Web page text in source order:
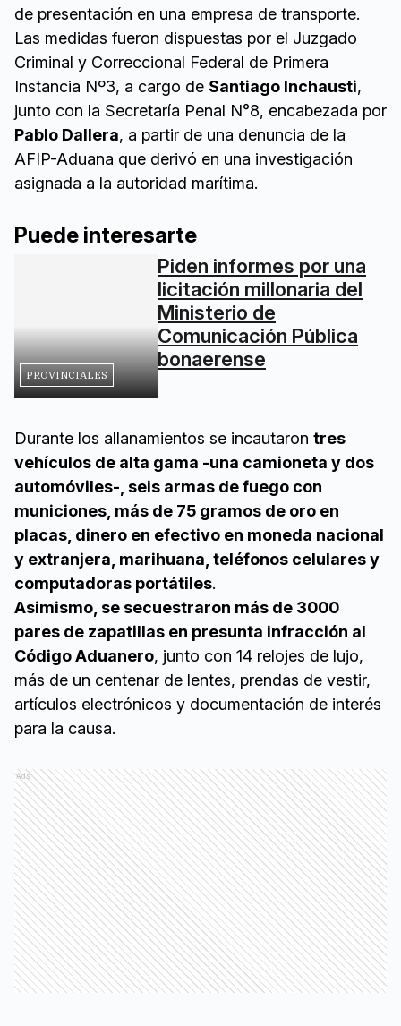
de presentación en una empresa de transporte.
Las medidas fueron dispuestas por el Juzgado
Criminal y Correccional Federal de Primera
Instancia Nº3, a cargo de Santiago Inchausti,
junto con la Secretaría Penal N°8, encabezada por
Pablo Dallera, a partir de una denuncia de la
AFIP-Aduana que derivó en una investigación
asignada a la autoridad marítima.
Puede interesarte
PROVINCIALES
Piden informes por una
licitación millonaria del
Ministerio de
Comunicación Pública
bonaerense
Durante los allanamientos se incautaron tres
vehículos de alta gama -una camioneta y dos
automóviles-, seis armas de fuego con
municiones, más de 75 gramos de oro en
placas, dinero en efectivo en moneda nacional
y extranjera, marihuana, teléfonos celulares y
computadoras portátiles.
Asimismo, se secuestraron más de 3000
pares de zapatillas en presunta infracción al
Código Aduanero, junto con 14 relojes de lujo,
más de un centenar de lentes, prendas de vestir,
artículos electrónicos y documentación de interés
para la causa.
Ads